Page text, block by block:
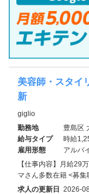
美容師・スタイ
新
giglio
勤務地
豊島区
給与タイプ
時給
雇用形態
アルバ
【仕事内容】月給29
マさん多数在籍 <募集
求人の更新日 2026-